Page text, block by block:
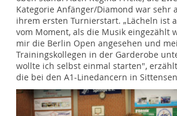
Kategorie Anfänger/Diamond war sehr
ihrem ersten Turnierstart. „Lächeln ist
vom Moment, als die Musik eingezählt
mir die Berlin Open angesehen und
Trainingskollegen in der Garderobe
wollte ich selbst einmal starten",
die bei den A1-Linedancern in